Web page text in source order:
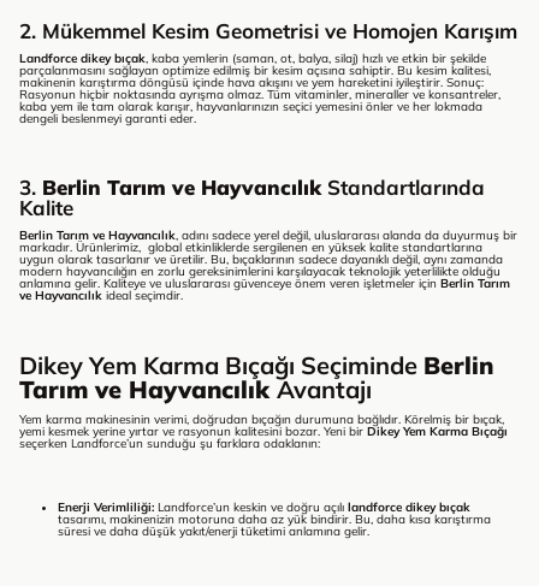
2. Mükemmel Kesim Geometrisi ve Homojen Karışım
Landforce dikey bıçak, kaba yemlerin (saman, ot, balya, silaj) hızlı ve etkin bir şekilde
parçalanmasını sağlayan optimize edilmiş bir kesim açısına sahiptir. Bu kesim kalitesi,
makinenin karıştırma döngüsü içinde hava akışını ve yem hareketini iyileştirir. Sonuç:
Rasyonun hiçbir noktasında ayrışma olmaz. Tüm vitaminler, mineraller ve konsantreler,
kaba yem ile tam olarak karışır, hayvanlarınızın seçici yemesini önler ve her lokmada
dengeli beslenmeyi garanti eder.
3. Berlin Tarım ve HayvancılıkStandartlarında
Kalite
Berlin Tarım ve Hayvancılık, adını sadece yerel değil, uluslararası alanda da duyurmuş bir
markadır. Ürünlerimiz, global etkinliklerde sergilenen en yüksek kalite standartlarına
uygun olarak tasarlanır ve üretilir. Bu, bıçaklarının sadece dayanıklı değil, aynı zamanda
modern hayvancılığın en zorlu gereksinimlerini karşılayacak teknolojik yeterlilikte olduğu
anlamına gelir. Kaliteye ve uluslararası güvenceye önem veren işletmeler için Berlin Tarım
ve Hayvancılık ideal seçimdir.
Dikey Yem Karma Bıçağı Seçiminde Berlin
Tarım ve Hayvancılık Avantajı
Yem karma makinesinin verimi, doğrudan bıçağın durumuna bağlıdır. Körelmiş bir bıçak,
yemi kesmek yerine yırtar ve rasyonun kalitesini bozar. Yeni bir Dikey Yem Karma Bıçağı
seçerken Landforce’un sunduğu şu farklara odaklanın:
Enerji Verimliliği: Landforce’un keskin ve doğru açılı landforce dikey bıçak
tasarımı, makinenizin motoruna daha az yük bindirir. Bu, daha kısa karıştırma
süresi ve daha düşük yakıt/enerji tüketimi anlamına gelir.